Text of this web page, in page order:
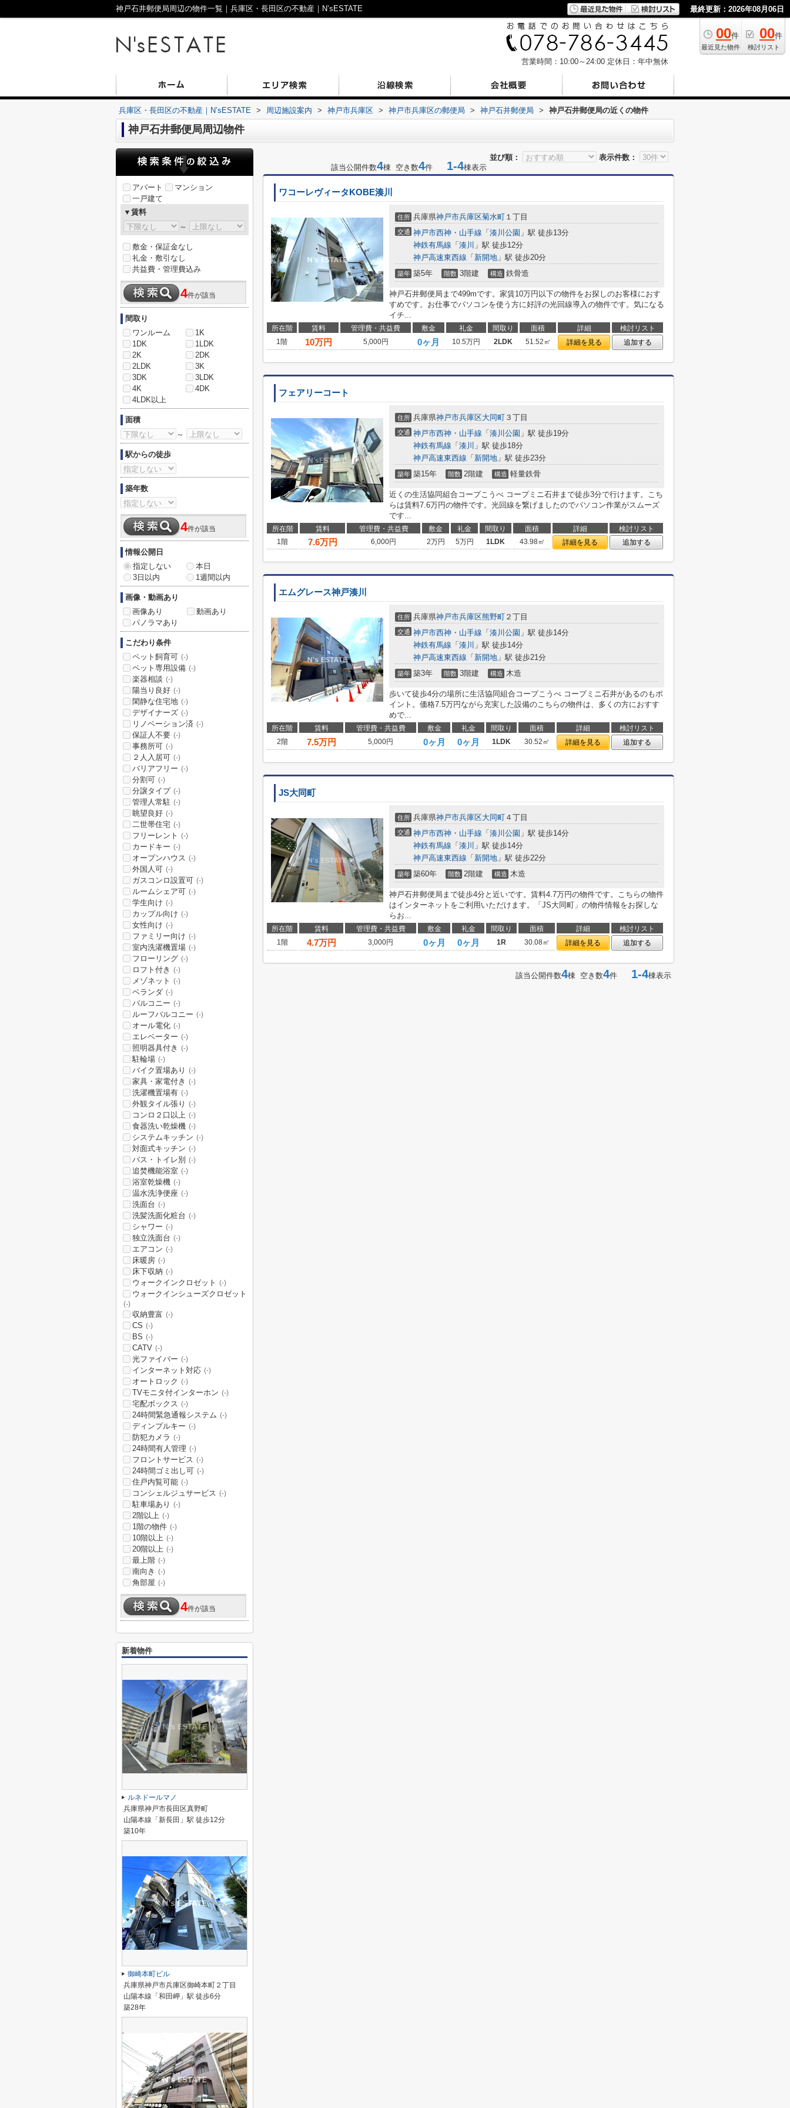
神戸石井郵便局周辺の物件一覧｜兵庫区・長田区の不動産｜N’sESTATE 最終更新：2026年08月06日
00件
最近見た物件
00件
検討リスト
営業時間：10:00～24:00 定休日：年中無休
兵庫区・長田区の不動産｜N’sESTATE > 周辺施設案内 > 神戸市兵庫区 > 神戸市兵庫区の郵便局 > 神戸石井郵便局 > 神戸石井郵便局の近くの物件
神戸石井郵便局周辺物件
並び順：
表示件数：
該当公開件数4棟 空き数4件 1-4棟表示
ワコーレヴィータKOBE湊川
住所 兵庫県神戸市兵庫区菊水町 １丁目
交通 神戸市西神・山手線 「 湊川公園 」駅 徒歩13分
神鉄有馬線 「 湊川 」駅 徒歩12分
神戸高速東西線 「 新開地 」駅 徒歩20分
築年 築5年 階数 3階建 構造 鉄骨造
神戸石井郵便局まで499mです。家賃10万円以下の物件をお探しのお客様におす
すめです。お仕事でパソコンを使う方に好評の光回線導入の物件です。気になる
イチ...
所在階 賃料 管理費・共益費 敷金 礼金 間取り 面積 詳細
検討リスト
1階
10万円 5,000円 0ヶ月 10.5万円 2LDK 51.52㎡ 詳細を見る 追加する
フェアリーコート
住所 兵庫県神戸市兵庫区大同町 ３丁目
交通 神戸市西神・山手線 「 湊川公園 」駅 徒歩19分
神鉄有馬線 「 湊川 」駅 徒歩18分
神戸高速東西線 「 新開地 」駅 徒歩23分
築年 築15年 階数 2階建 構造 軽量鉄骨
近くの生活協同組合コープこうべ コープミニ石井まで徒歩3分で行けます。こち
らは賃料7.6万円の物件です。光回線を繋げましたのでパソコン作業がスムーズ
です...
所在階 賃料 管理費・共益費 敷金 礼金 間取り 面積 詳細
検討リスト
1階
7.6万円 6,000円 2万円 5万円 1LDK 43.98㎡ 詳細を見る 追加する
エムグレース神戸湊川
住所 兵庫県神戸市兵庫区熊野町 ２丁目
交通 神戸市西神・山手線 「 湊川公園 」駅 徒歩14分
神鉄有馬線 「 湊川 」駅 徒歩14分
神戸高速東西線 「 新開地 」駅 徒歩21分
築年 築3年 階数 3階建 構造 木造
歩いて徒歩4分の場所に生活協同組合コープこうべ コープミニ石井があるのもポ
イント。価格7.5万円ながら充実した設備のこちらの物件は、多くの方におすす
めで...
所在階 賃料 管理費・共益費 敷金 礼金 間取り 面積 詳細
検討リスト
2階
7.5万円 5,000円 0ヶ月 0ヶ月 1LDK 30.52㎡ 詳細を見る 追加する
JS大同町
住所 兵庫県神戸市兵庫区大同町 ４丁目
交通 神戸市西神・山手線 「 湊川公園 」駅 徒歩14分
神鉄有馬線 「 湊川 」駅 徒歩14分
神戸高速東西線 「 新開地 」駅 徒歩22分
築年 築60年 階数 2階建 構造 木造
神戸石井郵便局まで徒歩4分と近いです。賃料4.7万円の物件です。こちらの物件
はインターネットをご利用いただけます。「JS大同町」の物件情報をお探しな
らお...
所在階 賃料 管理費・共益費 敷金 礼金 間取り 面積 詳細
検討リスト
1階
4.7万円 3,000円 0ヶ月 0ヶ月 1R 30.08㎡ 詳細を見る 追加する
該当公開件数4棟 空き数4件 1-4棟表示
アパート
マンション
一戸建て
▼賃料
～
敷金・保証金なし
礼金・敷引なし
共益費・管理費込み
4件が該当
間取り
ワンルーム
1K
1DK
1LDK
2K
2DK
2LDK
3K
3DK
3LDK
4K
4DK
4LDK以上
面積
～
駅からの徒歩
築年数
4件が該当
情報公開日
指定しない
本日
3日以内
1週間以内
画像・動画あり
画像あり
動画あり
パノラマあり
こだわり条件
ペット飼育可 (-)
ペット専用設備 (-)
楽器相談 (-)
陽当り良好 (-)
閑静な住宅地 (-)
デザイナーズ (-)
リノベーション済 (-)
保証人不要 (-)
事務所可 (-)
２人入居可 (-)
バリアフリー (-)
分割可 (-)
分譲タイプ (-)
管理人常駐 (-)
眺望良好 (-)
二世帯住宅 (-)
フリーレント (-)
カードキー (-)
オープンハウス (-)
外国人可 (-)
ガスコンロ設置可 (-)
ルームシェア可 (-)
学生向け (-)
カップル向け (-)
女性向け (-)
ファミリー向け (-)
室内洗濯機置場 (-)
フローリング (-)
ロフト付き (-)
メゾネット (-)
ベランダ (-)
バルコニー (-)
ルーフバルコニー (-)
オール電化 (-)
エレベーター (-)
照明器具付き (-)
駐輪場 (-)
バイク置場あり (-)
家具・家電付き (-)
洗濯機置場有 (-)
外観タイル張り (-)
コンロ２口以上 (-)
食器洗い乾燥機 (-)
システムキッチン (-)
対面式キッチン (-)
バス・トイレ別 (-)
追焚機能浴室 (-)
浴室乾燥機 (-)
温水洗浄便座 (-)
洗面台 (-)
洗髪洗面化粧台 (-)
シャワー (-)
独立洗面台 (-)
エアコン (-)
床暖房 (-)
床下収納 (-)
ウォークインクロゼット (-)
ウォークインシューズクロゼット
(-)
収納豊富 (-)
CS (-)
BS (-)
CATV (-)
光ファイバー (-)
インターネット対応 (-)
オートロック (-)
TVモニタ付インターホン (-)
宅配ボックス (-)
24時間緊急通報システム (-)
ディンプルキー (-)
防犯カメラ (-)
24時間有人管理 (-)
フロントサービス (-)
24時間ゴミ出し可 (-)
住戸内覧可能 (-)
コンシェルジュサービス (-)
駐車場あり (-)
2階以上 (-)
1階の物件 (-)
10階以上 (-)
20階以上 (-)
最上階 (-)
南向き (-)
角部屋 (-)
4件が該当
新着物件
ルネドールマノ
兵庫県神戸市長田区真野町
山陽本線「新長田」駅 徒歩12分
築10年
御崎本町ビル
兵庫県神戸市兵庫区御崎本町２丁目
山陽本線「和田岬」駅 徒歩6分
築28年